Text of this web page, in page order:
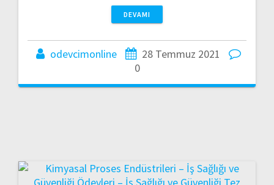
DEVAMI
odevcimonline
28 Temmuz 2021
0